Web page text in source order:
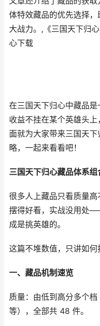
体特效藏品的优先选择
大战力。,《三国天下归
心下载
在三国天下归心中藏品是
收益不挂在某个英雄头
面就为大家带来三国天
略，一起来看看吧！
三国天下归心藏品体系组
很多人上藏品只看质量
摆得好看，实战没用处
成是挑英雄的。
这篇不堆数值，只讲如何
一、藏品机制速览
质量：由低到高分多个
等），全部共 48 件。